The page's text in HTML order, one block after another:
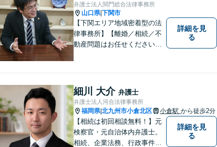
弁護士法人関門総合法律事務所
山口県|下関市
【下関エリア地域密着型の法
律事務所】【離婚／相続／不
動産問題はお任せください】
相談ください。お一人おひと
りの声を大切にし、適切な解
決方法をご提案いたします。
詳細を見
る
細川 大介 弁護士
弁護士法人河合法律事務所
福岡県|北九州市小倉北区 小倉駅 から徒歩2分
【相続は初回相談無料！】元
検察官・元自治体内弁護士。
相続、企業法務、行政事件、
詳細を見
る